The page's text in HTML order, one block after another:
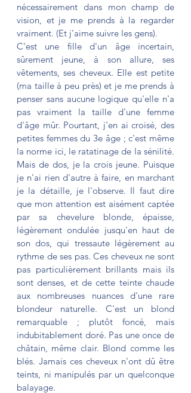
nécessairement dans mon champ de
vision, et je me prends à la regarder
vraiment. (Et j'aime suivre les gens).
C'est une fille d'un âge incertain,
sûrement jeune, à son allure, ses
vêtements, ses cheveux. Elle est petite
(ma taille à peu près) et je me prends à
penser sans aucune logique qu'elle n'a
pas vraiment la taille d'une femme
d'âge mûr. Pourtant, j'en ai croisé, des
petites femmes du 3e âge ; c'est même
la norme ici, le ratatinage de la sénilité.
Mais de dos, je la crois jeune. Puisque
je n'ai rien d'autre à faire, en marchant
je la détaille, je l'observe. Il faut dire
que mon attention est aisément captée
par sa chevelure blonde, épaisse,
légèrement ondulée jusqu'en haut de
son dos, qui tressaute légèrement au
rythme de ses pas. Ces cheveux ne sont
pas particulièrement brillants mais ils
sont denses, et de cette teinte chaude
aux nombreuses nuances d'une rare
blondeur naturelle. C'est un blond
remarquable ; plutôt foncé, mais
indubitablement doré. Pas une once de
châtain, même clair. Blond comme les
blés. Jamais ces cheveux n'ont dû être
teints, ni manipulés par un quelconque
balayage.